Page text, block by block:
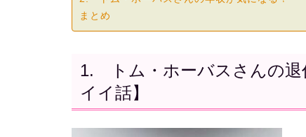
まとめ
1. トム・ホーバスさんの退
イイ話】